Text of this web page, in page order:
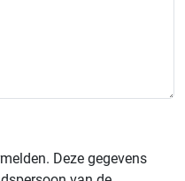
Deze gegevens